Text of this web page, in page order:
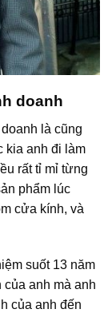
doanh
là cũng
kia anh đi làm
rất tỉ mỉ từng
phẩm lúc
cửa kính, và
suốt 13 năm
anh mà anh
của anh đến